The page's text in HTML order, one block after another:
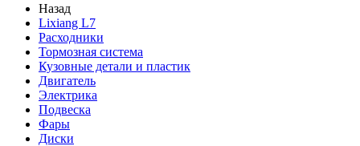
Назад
Lixiang L7
Расходники
Тормозная система
Кузовные детали и пластик
Двигатель
Электрика
Подвеска
Фары
Диски